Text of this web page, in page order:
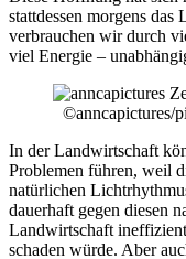
stattdessen morgens das
verbrauchen wir durch
viel Energie –
©anncapictures/
In der Landwirtschaft
Problemen führen, weil
natürlichen
dauerhaft gegen diesen
Landwirtschaft
schaden würde. Aber